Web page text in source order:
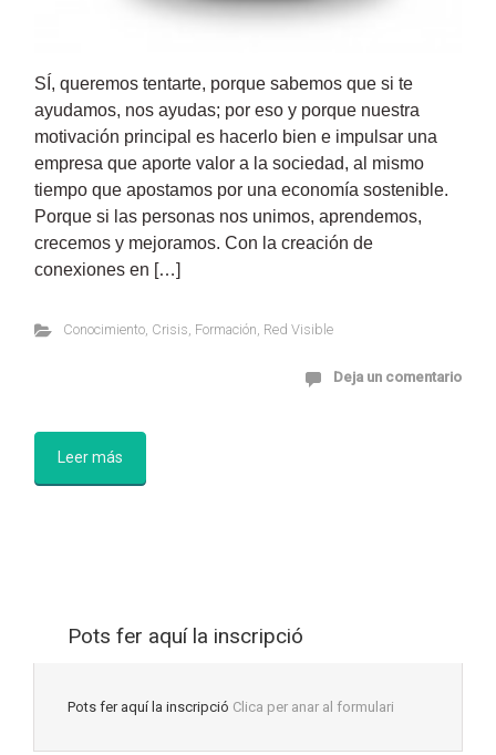
SÍ, queremos tentarte, porque sabemos que si te
ayudamos, nos ayudas; por eso y porque nuestra
motivación principal es hacerlo bien e impulsar una
empresa que aporte valor a la sociedad, al mismo
tiempo que apostamos por una economía sostenible.
Porque si las personas nos unimos, aprendemos,
crecemos y mejoramos. Con la creación de
conexiones en […]
Conocimiento, Crisis, Formación, Red Visible
Deja un comentario
Leer más
Pots fer aquí la inscripció
Pots fer aquí la inscripció Clica per anar al formulari